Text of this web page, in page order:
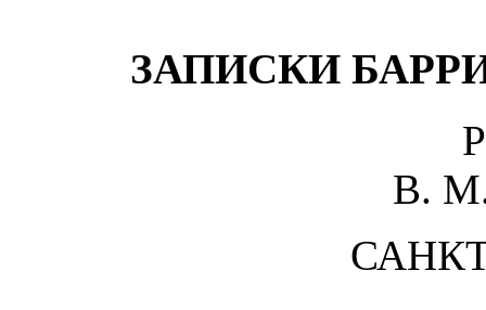
ЗАПИСКИ
B.